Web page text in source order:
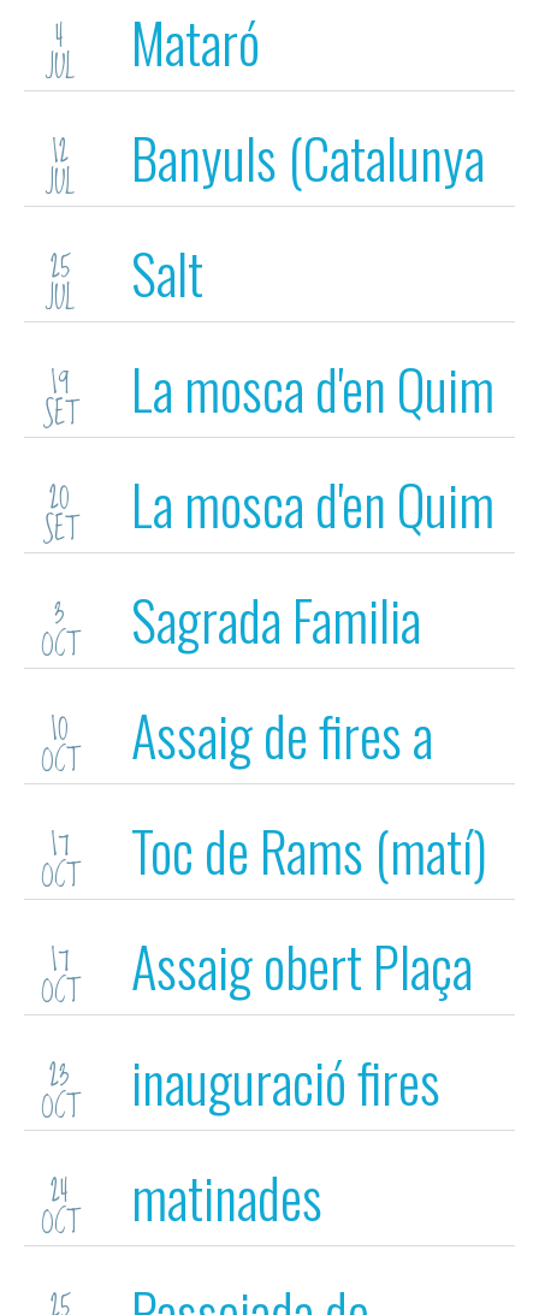
4
JUL Mataró
12
JUL
Banyuls (Catalunya
nord)
25
JUL Salt
19
SET
La mosca d'en Quim
(Teatre municipal)
20
SET
La mosca d'en Quim
(teatre municipal)
3
OCT
Sagrada Familia
(Barcelona)
10
OCT
Assaig de fires a
mas abella
17
OCT Toc de Rams (matí)
17
OCT
Assaig obert Plaça
del Vi (tarda)
23
OCT inauguració fires
24
OCT matinades